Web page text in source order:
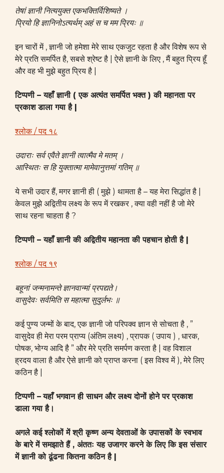
तेषां ज्ञानी नित्ययुक्त एकभक्तिर्विशिष्यते ।
प्रियो हि ज्ञानिनोऽत्यर्थम् अहं स च मम प्रियः ॥
इन चारों में , ज्ञानी जो हमेशा मेरे साथ एकजुट रहता है और विशेष रूप से
मेरे प्रति समर्पित है, सबसे श्रेष्ट है | ऐसे ज्ञानी के लिए , मैं बहुत प्रिय हूँ
और वह भी मुझे बहुत प्रिय है |
टिप्पणी – यहाँ ज्ञानी ( एक अत्यंत समर्पित भक्त ) की महानता पर
प्रकाश डाला गया है |
श्लोक / पद १८
उदाराः सर्व एवैते ज्ञानी त्वात्मैव मे मतम् ।
आस्थितः स हि युक्तात्मा मामेवानुत्तमां गतिम् ॥
ये सभी उदार हैं, मगर ज्ञानी ही ( मुझे ) थामता है – यह मेरा सिद्धांत है |
केवल मुझे अद्वितीय लक्ष्य के रूप में रखकर , क्या वही नहीं है जो मेरे
साथ रहना चाहता है ?
टिप्पणी – यहाँ ज्ञानी की अद्वितीय महानता की पहचान होती है |
श्लोक / पद १९
बहूनां जन्मनामन्ते ज्ञानवान्मां प्रपद्यते।
वासुदेवः सर्वमिति स महात्मा सुदुर्लभः ॥
कई पुण्य जन्मों के बाद, एक ज्ञानी जो परिपक्व ज्ञान से सोचता है , ”
वासुदेव ही मेरा परम प्राप्य (अंतिम लक्ष्य) , प्रापक ( उपाय ) , धारक,
पोषक, भोग्य आदि है ” और मेरे प्रति समर्पण करता है | वह विशाल
ह्रदय वाला है और ऐसे ज्ञानी को प्राप्त करना ( इस विश्व में ), मेरे लिए
कठिन है |
टिप्पणी – यहाँ भगवान ही साधन और लक्ष्य दोनों होने पर प्रकाश
डाला गया है।
अगले कई श्लोकों में श्री कृष्ण अन्य देवताओं के उपासकों के स्वभाव
के बारे में समझाते हैं , अंततः यह उजागर करने के लिए कि इस संसार
में ज्ञानी को ढूंढना कितना कठिन है |